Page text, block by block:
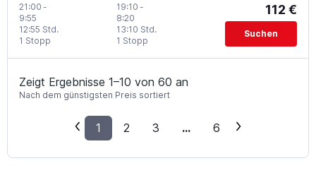
21:00 -
9:55
1 Stopp
12:55 Std.
19:10 -
8:20
1 Stopp
13:10 Std.
112 €
Suchen
Zeigt Ergebnisse 1–10 von 60 an
Nach dem günstigsten Preis sortiert
1 2 3 ... 6